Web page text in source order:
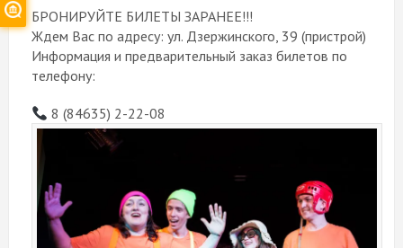
БРОНИРУЙТЕ БИЛЕТЫ ЗАРАНЕЕ!!!
Ждем Вас по адресу: ул. Дзержинского, 39 (пристрой)
Информация и предварительный заказ билетов по
телефону:
8 (84635) 2-22-08